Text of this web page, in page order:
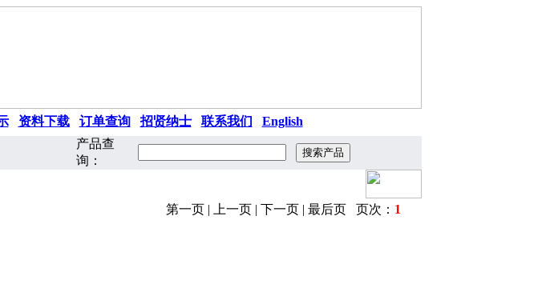
| 资料下载| 订单查询| 招贤纳士| 联系我们 English
产品查
询：
第一页 | 上一页 | 下一页 | 最后页 页次： 1